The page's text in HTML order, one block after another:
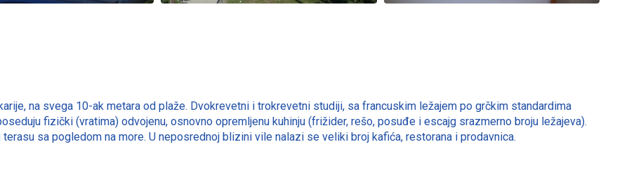
na svega 10-ak metara od plaže. Dvokrevetni i trokrevetni studiji, sa francuskim ležajem po grčkim standardima
fizički (vratima) odvojenu, osnovno opremljenu kuhinju (frižider, rešo, posuđe i escajg srazmerno broju ležajeva).
sa pogledom na more. U neposrednoj blizini vile nalazi se veliki broj kafića, restorana i prodavnica.